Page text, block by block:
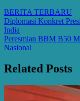
BERITA TERBARU
Post
navigation
Diplomasi Konkret
India
Peresmian BBM B50
Nasional
Related Posts